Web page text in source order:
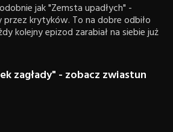
jak "Zemsta upadłych" -
krytyków. To na dobre odbiło
kolejny epizod zarabiał na siebie już
zagłady" - zobacz zwiastun